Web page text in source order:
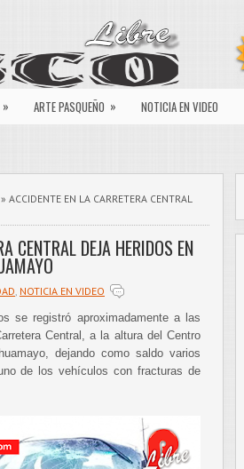
» ARTE PASQUEÑO » NOTICIA EN VIDEO
» ACCIDENTE EN LA CARRETERA CENTRAL
CENTRAL DEJA HERIDOS EN
, NOTICIA EN VIDEO
se registró aproximadamente a las
Central, a la altura del Centro
dejando como saldo varios
de los vehículos con fracturas de